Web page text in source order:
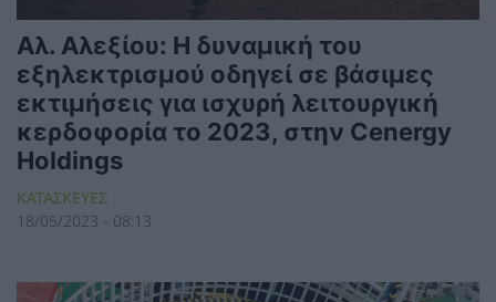
Αλ. Αλεξίου: Η δυναμική του
εξηλεκτρισμού οδηγεί σε βάσιμες
εκτιμήσεις για ισχυρή λειτουργική
κερδοφορία το 2023, στην Cenergy
Holdings
ΚΑΤΑΣΚΕΥΕΣ
18/05/2023 - 08:13